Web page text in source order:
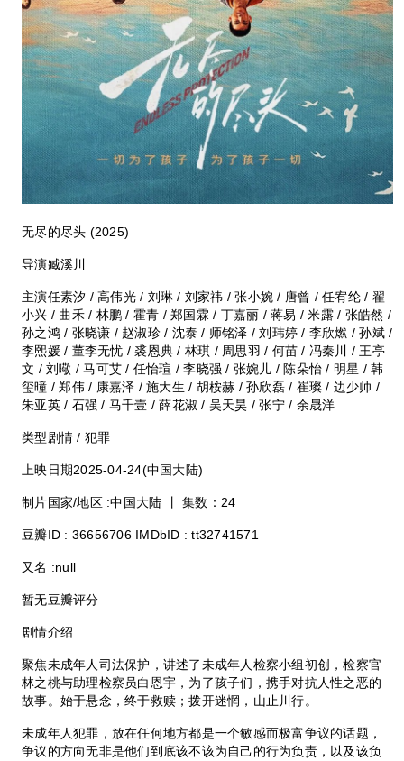
无尽的尽头 (2025)
导演臧溪川
主演任素汐 / 高伟光 / 刘琳 / 刘家祎 / 张小婉 / 唐曾 / 任宥纶 / 翟
小兴 / 曲禾 / 林鹏 / 霍青 / 郑国霖 / 丁嘉丽 / 蒋易 / 米露 / 张皓然 /
孙之鸿 / 张晓谦 / 赵淑珍 / 沈泰 / 师铭泽 / 刘玮婷 / 李欣燃 / 孙斌 /
李熙媛 / 董李无忧 / 裘恩典 / 林琪 / 周思羽 / 何苗 / 冯秦川 / 王亭
文 / 刘曔 / 马可艾 / 任怡瑄 / 李晓强 / 张婉儿 / 陈朵怡 / 明星 / 韩
玺曈 / 郑伟 / 康嘉泽 / 施大生 / 胡桉赫 / 孙欣磊 / 崔璨 / 边少帅 /
朱亚英 / 石强 / 马千壹 / 薛花淑 / 吴天昊 / 张宁 / 余晟洋
类型剧情 / 犯罪
上映日期2025-04-24(中国大陆)
制片国家/地区 :中国大陆 丨 集数：24
豆瓣ID : 36656706 IMDbID : tt32741571
又名 :null
暂无豆瓣评分
剧情介绍
聚焦未成年人司法保护，讲述了未成年人检察小组初创，检察官
林之桃与助理检察员白恩宇，为了孩子们，携手对抗人性之恶的
故事。始于悬念，终于救赎；拨开迷惘，山止川行。
未成年人犯罪，放在任何地方都是一个敏感而极富争议的话题，
争议的方向无非是他们到底该不该为自己的行为负责，以及该负